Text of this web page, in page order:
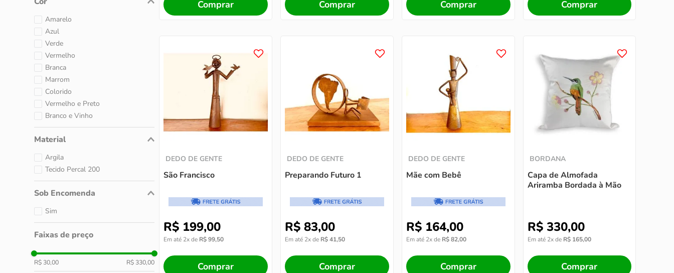
Amarelo
Azul
Verde
Vermelho
Branca
Marrom
Colorido
Vermelho e Preto
Branco e Vinho
Material
Argila
Tecido Percal 200
Sob Encomenda
Sim
Faixas de preço
R$ 30,00 R$ 330,00
Comprar Comprar Comprar Comprar
DEDO DE GENTE
São Francisco
R$ 199,00
Em até 2x de R$ 99,50
Comprar
DEDO DE GENTE
Preparando Futuro 1
R$ 83,00
Em até 2x de R$41,50
Comprar
DEDO DE GENTE
Mãe com Bebê
R$ 164,00
Em até 2x de R$82,00
Comprar
BORDANA
Capa de Almofada
Ariramba Bordada à Mão
R$ 330,00
Em até 2x de R$ 165,00
Comprar